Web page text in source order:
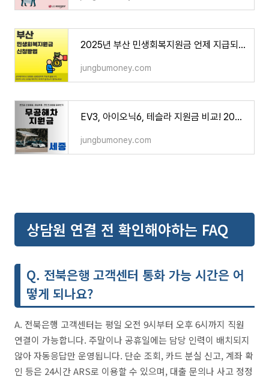
2025년 부산 민생회복지원금 언제 지급되나요? (지급 대상, 신청방법)
jungbumoney.com
EV3, 아이오닉6, 테슬라 지원금 비교! 2025 세종 전기차 보조금 최신 정보
jungbumoney.com
상담원 연결 전 확인해야하는 FAQ
Q. 전북은행 고객센터 통화 가능 시간은 어
떻게 되나요?
A. 전북은행 고객센터는 평일 오전 9시부터 오후 6시까지 직원
연결이 가능합니다. 주말이나 공휴일에는 담당 인력이 배치되지
않아 자동응답만 운영됩니다. 단순 조회, 카드 분실 신고, 계좌 확
인 등은 24시간 ARS로 이용할 수 있으며, 대출 문의나 사고 정정